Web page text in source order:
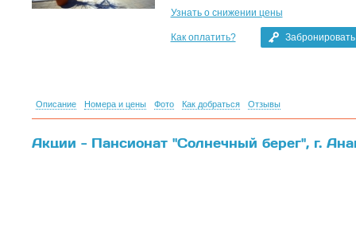
Узнать о снижении цены
Как оплатить? Забронировать
Описание Номера и цены Фото Как добраться Отзывы
Акции - Пансионат "Солнечный берег", г.